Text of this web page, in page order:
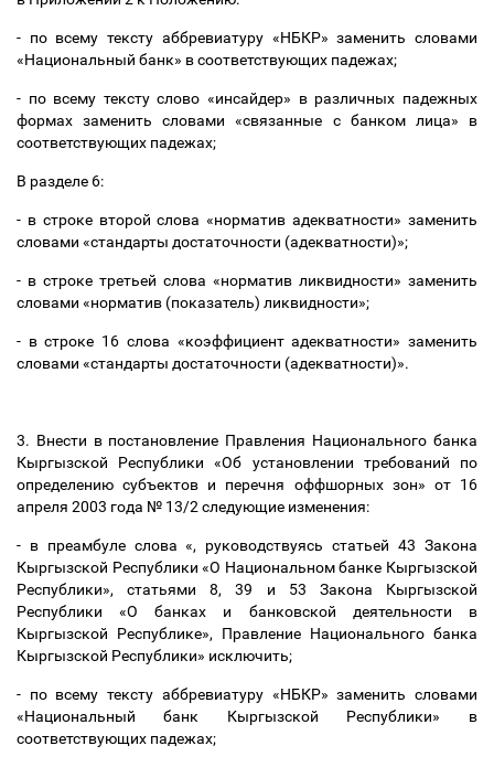
- по всему тексту аббревиатуру «НБКР» заменить словами
«Национальный банк» в соответствующих падежах;
- по всему тексту слово «инсайдер» в различных падежных
формах заменить словами «связанные с банком лица» в
соответствующих падежах;
В разделе 6:
- в строке второй слова «норматив адекватности» заменить
словами «стандарты достаточности (адекватности)»;
- в строке третьей слова «норматив ликвидности» заменить
словами «норматив (показатель) ликвидности»;
- в строке 16 слова «коэффициент адекватности» заменить
словами «стандарты достаточности (адекватности)».
3. Внести в постановление Правления Национального банка
Кыргызской Республики «Об установлении требований по
определению субъектов и перечня оффшорных зон» от 16
апреля 2003 года № 13/2 следующие изменения:
- в преамбуле слова «, руководствуясь статьей 43 Закона
Кыргызской Республики «О Национальном банке Кыргызской
Республики», статьями 8, 39 и 53 Закона Кыргызской
Республики «О банках и банковской деятельности в
Кыргызской Республике», Правление Национального банка
Кыргызской Республики» исключить;
- по всему тексту аббревиатуру «НБКР» заменить словами
«Национальный банк Кыргызской Республики» в
соответствующих падежах;